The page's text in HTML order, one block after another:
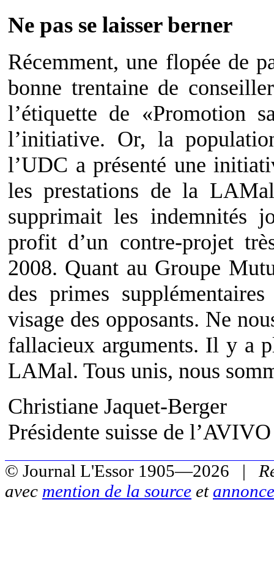
Ne pas se laisser berner
Récemment, une flopée de
bonne trentaine de
l’étiquette de «Promotion
l’initiative. Or, la
l’UDC a présenté une
les prestations de la
supprimait les indemnités
profit d’un contre-projet
2008. Quant au Groupe
des primes
visage des opposants. Ne
fallacieux arguments. Il y a
LAMal. Tous unis, nous
Christiane Jaquet-Berger
Présidente suisse de l’AVIVO
© Journal L'Essor 1905—2026 |
avec mention de la source et